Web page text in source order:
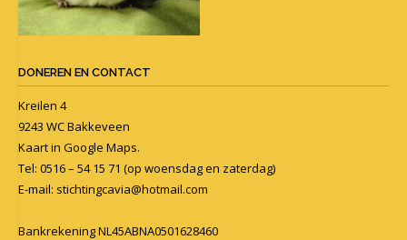
DONEREN EN CONTACT
Kreilen 4
9243 WC Bakkeveen
Kaart in Google Maps.
Tel: 0516 – 54 15 71 (op woensdag en zaterdag)
E-mail: stichtingcavia@hotmail.com
Bankrekening NL45ABNA0501628460